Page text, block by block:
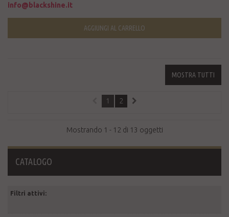
info@blackshine.it
AGGIUNGI AL CARRELLO
MOSTRA TUTTI
1 2
Mostrando 1 - 12 di 13 oggetti
CATALOGO
Filtri attivi: